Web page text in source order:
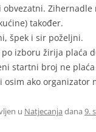
Zihernadle
također.
špek i sir poželjni.
po izboru žirija plaća
startni broj ne
osim ako organizator
u Natjecanja dana 9.